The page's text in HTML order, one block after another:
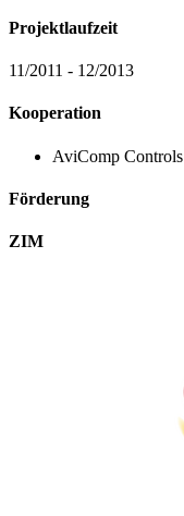
Projektlaufzeit
11/2011 - 12/2013
Kooperation
AviComp
Förderung
ZIM